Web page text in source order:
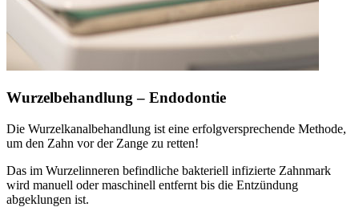
Wurzelbehandlung – Endodontie
Die Wurzelkanalbehandlung ist eine erfolgversprechende Methode,
um den Zahn vor der Zange zu retten!
Das im Wurzelinneren befindliche bakteriell infizierte Zahnmark
wird manuell oder maschinell entfernt bis die Entzündung
abgeklungen ist.